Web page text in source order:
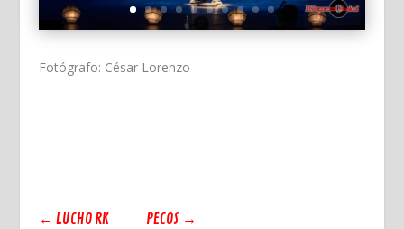
Fotógrafo: César Lorenzo
← LUCHO RK PECOS →